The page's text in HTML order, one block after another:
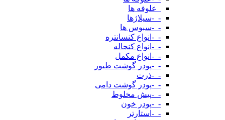
_علوفه ها
-_-سیلاژها
-_-سبوس ها
-_-انواع کنسانتره
-_-انواع کنجاله
-_-انواع مکمل
-_-پودر گوشت طیور
-_-ذرت
-_-پودر گوشت دامی
-_-پیش مخلوط
-_-پودر خون
-_-استارتر